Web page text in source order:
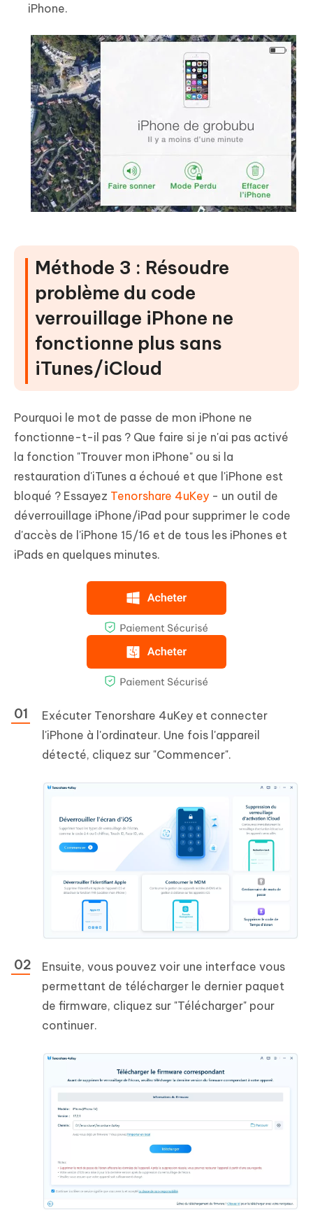
iPhone.
Méthode 3 : Résoudre
problème du code
verrouillage iPhone ne
fonctionne plus sans
iTunes/iCloud
Pourquoi le mot de passe de mon iPhone ne
fonctionne-t-il pas ? Que faire si je n'ai pas activé
la fonction "Trouver mon iPhone" ou si la
restauration d'iTunes a échoué et que l'iPhone est
bloqué ? Essayez Tenorshare 4uKey - un outil de
déverrouillage iPhone/iPad pour supprimer le code
d'accès de l'iPhone 15/16 et de tous les iPhones et
iPads en quelques minutes.
Exécuter Tenorshare 4uKey et connecter
l'iPhone à l'ordinateur. Une fois l'appareil
détecté, cliquez sur "Commencer".
Ensuite, vous pouvez voir une interface vous
permettant de télécharger le dernier paquet
de firmware, cliquez sur "Télécharger" pour
continuer.